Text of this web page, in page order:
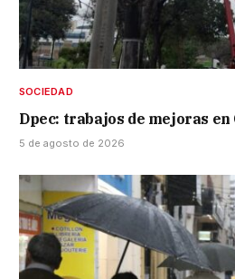
SOCIEDAD
Dpec: trabajos de mejoras
5 de agosto de 2026